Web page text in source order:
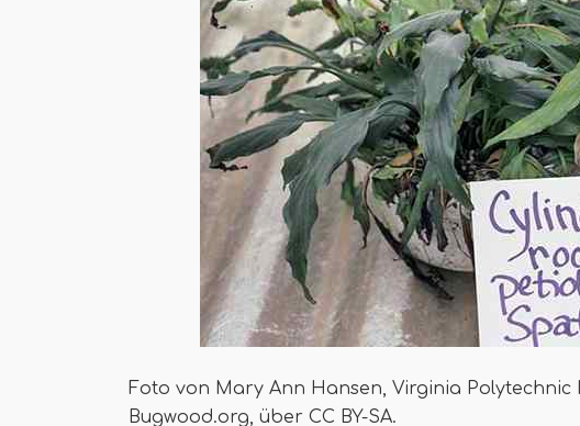
Foto von Mary Ann Hansen, Virginia
Bugwood.org, über CC BY-SA.